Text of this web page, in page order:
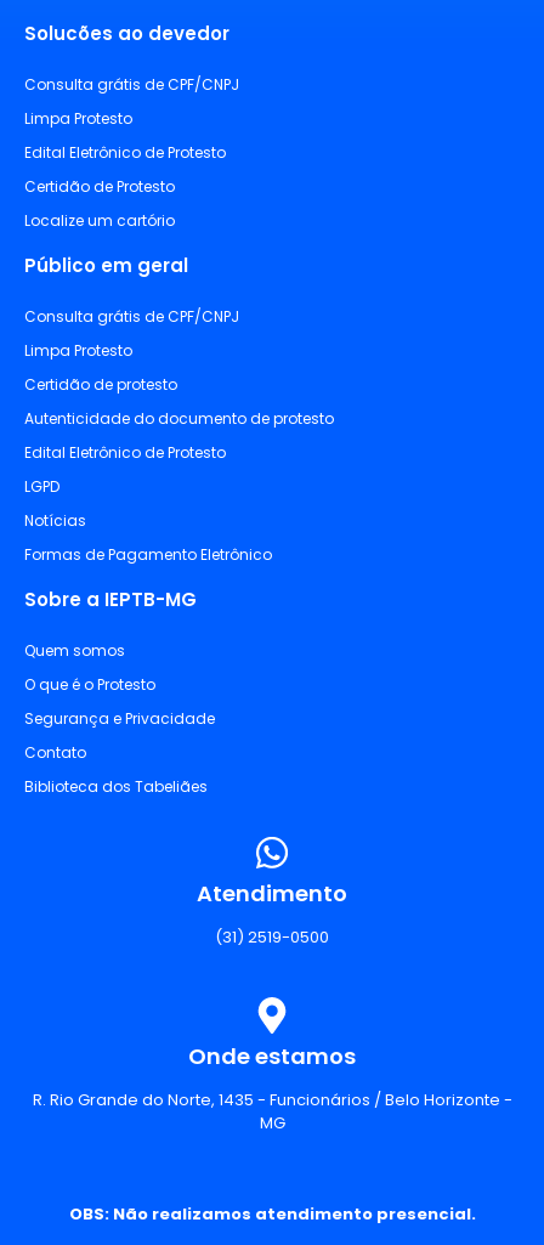
Solucões ao devedor
Consulta grátis de CPF/CNPJ
Limpa Protesto
Edital Eletrônico de Protesto
Certidão de Protesto
Localize um cartório
Público em geral
Consulta grátis de CPF/CNPJ
Limpa Protesto
Certidão de protesto
Autenticidade do documento de protesto
Edital Eletrônico de Protesto
LGPD
Notícias
Formas de Pagamento Eletrônico
Sobre a IEPTB-MG
Quem somos
O que é o Protesto
Segurança e Privacidade
Contato
Biblioteca dos Tabeliães
Atendimento
(31) 2519-0500
Onde estamos
R. Rio Grande do Norte, 1435 - Funcionários / Belo Horizonte -
MG
OBS: Não realizamos atendimento presencial.